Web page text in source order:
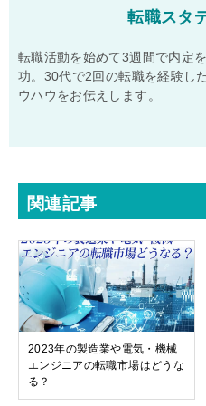
転職スタ
転職活動を始めて3週間で内定
功。30代で2回の転職を経験し
ウハウをお伝えします。
関連記事
2023年の製造業や電気・機械
エンジニアの転職市場はどうな
る？